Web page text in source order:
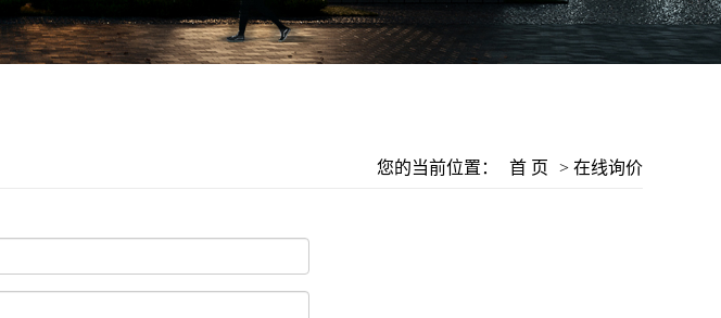
您的当前位置： 首 页 > 在线询价